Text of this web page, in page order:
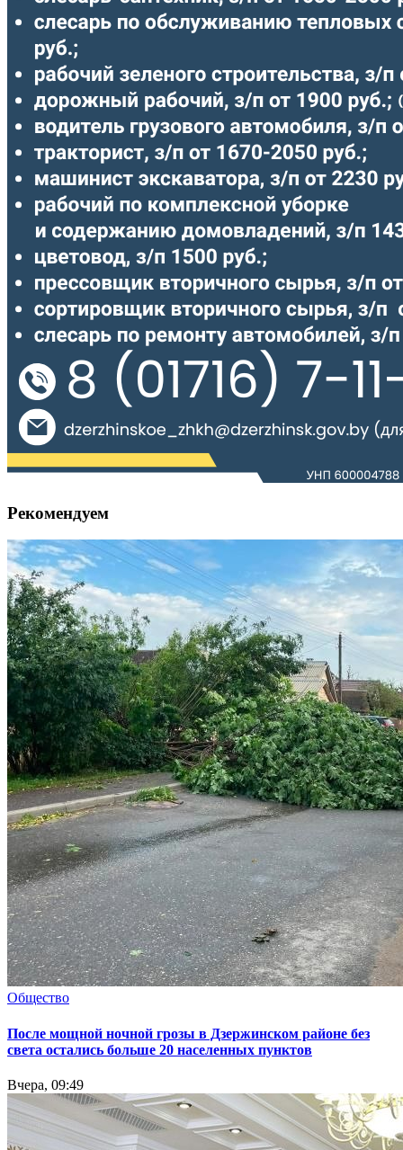
Рекомендуем
Общество
После мощной ночной грозы в Дзержинском районе без
света остались больше 20 населенных пунктов
Вчера, 09:49